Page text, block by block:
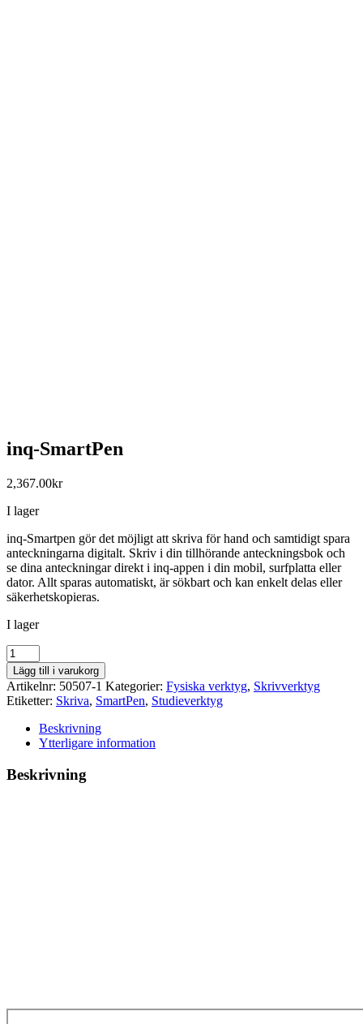
inq-SmartPen
2,367.00kr
I lager
inq-Smartpen gör det möjligt att skriva för hand och samtidigt spara
anteckningarna digitalt. Skriv i din tillhörande anteckningsbok och
se dina anteckningar direkt i inq-appen i din mobil, surfplatta eller
dator. Allt sparas automatiskt, är sökbart och kan enkelt delas eller
säkerhetskopieras.
I lager
inq-
SmartPen
mängd
Lägg till i varukorg
Artikelnr: 50507-1 Kategorier: Fysiska verktyg, Skrivverktyg
Etiketter: Skriva, SmartPen, Studieverktyg
Beskrivning
Ytterligare information
Beskrivning